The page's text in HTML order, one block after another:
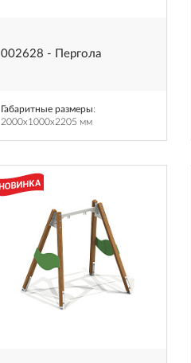
002628 - Пергола
Габаритные размеры:
2000x1000x2205 мм